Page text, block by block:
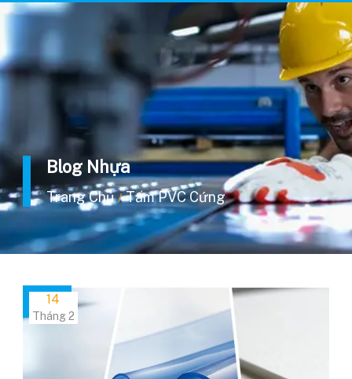
Blog Nhựa
Trang Chủ / Tấm PVC Cứng
14
Tháng 2